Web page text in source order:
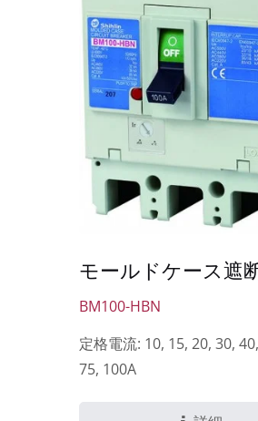
モールドケース遮
BM100-HBN
定格電流: 10, 15, 20, 30,
75, 100A